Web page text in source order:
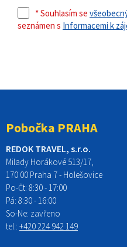
* Souhlasím se
seznámen s Informacemi k
Pobočka PRAHA
REDOK TRAVEL, s.r.o.
Milady Horákové 513/17,
170 00 Praha 7 - Holešovice
Po-Čt: 8:30 - 17:00
Pá: 8:30 - 16:00
So-Ne: zavřeno
tel.: +420 224 942 149